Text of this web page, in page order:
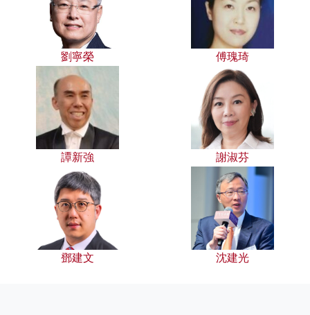
劉寧榮 傅瑰琦
譚新強 謝淑芬
鄧建文 沈建光